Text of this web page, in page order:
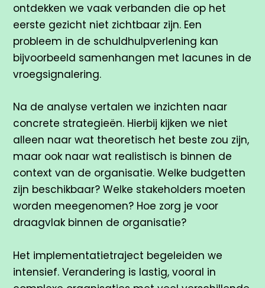
ontdekken we vaak verbanden die op het
eerste gezicht niet zichtbaar zijn. Een
probleem in de schuldhulpverlening kan
bijvoorbeeld samenhangen met lacunes in de
vroegsignalering.
Na de analyse vertalen we inzichten naar
concrete strategieën. Hierbij kijken we niet
alleen naar wat theoretisch het beste zou zijn,
maar ook naar wat realistisch is binnen de
context van de organisatie. Welke budgetten
zijn beschikbaar? Welke stakeholders moeten
worden meegenomen? Hoe zorg je voor
draagvlak binnen de organisatie?
Het implementatietraject begeleiden we
intensief. Verandering is lastig, vooral in